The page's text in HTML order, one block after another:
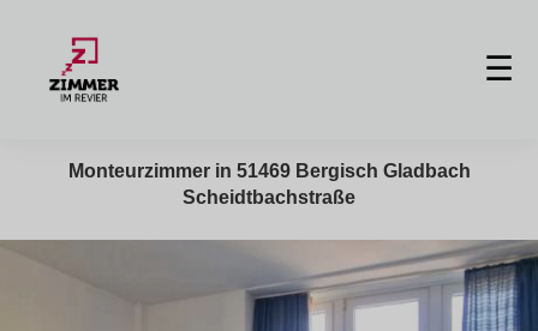
☰
Monteurzimmer in 51469 Bergisch Gladbach
Scheidtbachstraße